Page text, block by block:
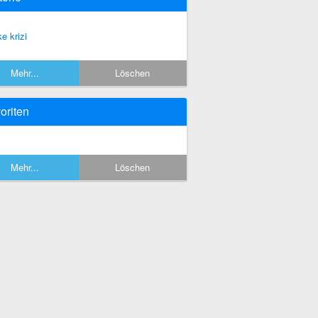
krizi
Mehr... Löschen
Mehr... Löschen